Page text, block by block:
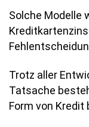
Solche Modelle
Trotz aller
Tatsache
Form von